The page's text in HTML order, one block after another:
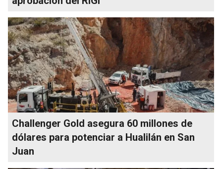
Challenger Gold asegura 60 millones de
dólares para potenciar a Hualilán en San
Juan